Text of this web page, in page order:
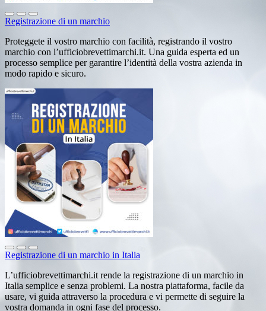
Registrazione di un marchio
Proteggete il vostro marchio con facilità, registrando il vostro
marchio con l’ufficiobrevettimarchi.it. Una guida esperta ed un
processo semplice per garantire l’identità della vostra azienda in
modo rapido e sicuro.
Registrazione di un marchio in Italia
L’ufficiobrevettimarchi.it rende la registrazione di un marchio in
Italia semplice e senza problemi. La nostra piattaforma, facile da
usare, vi guida attraverso la procedura e vi permette di seguire la
vostra domanda in ogni fase del processo.